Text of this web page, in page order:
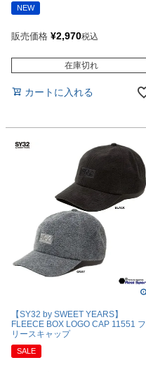
NEW
販売価格 ¥2,970税込
在庫切れ
カートに入れる
【SY32 by SWEET YEARS】
FLEECE BOX LOGO CAP 11551 フ
リースキャップ
SALE